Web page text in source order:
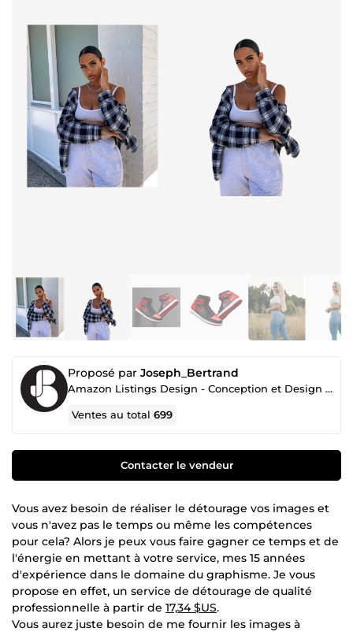
Proposé par Joseph_Bertrand
Amazon Listings Design - Conception et Design de produits - images Produit - 3D modélisation
Ventes au total699
Contacter le vendeur
Vous avez besoin de réaliser le détourage vos images et
vous n'avez pas le temps ou même les compétences
pour cela? Alors je peux vous faire gagner ce temps et de
l'énergie en mettant à votre service, mes 15 années
d'expérience dans le domaine du graphisme. Je vous
propose en effet, un service de détourage de qualité
professionnelle à partir de 17,34 $US.
Vous aurez juste besoin de me fournir les images à